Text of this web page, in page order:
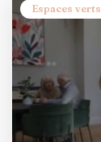
Espaces verts